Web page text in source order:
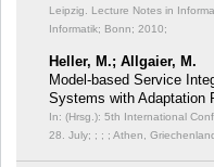
Leipzig. Lecture Notes in
Informatik; Bonn; 2010;
Heller, M.; Allgaier, M.
Model-based Service
Systems with Adaptation
In: (Hrsg.): 5th International
28. July; ; ; ; Athen,